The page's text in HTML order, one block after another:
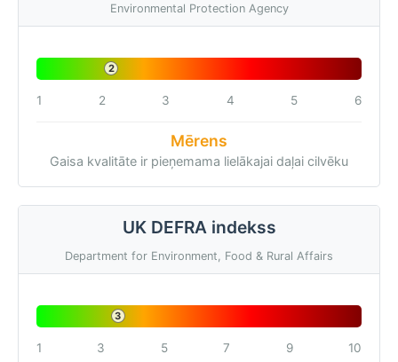
Environmental Protection Agency
2
1 2 3 4 5 6
Mērens
Gaisa kvalitāte ir pieņemama lielākajai daļai cilvēku
UK DEFRA indekss
Department for Environment, Food & Rural Affairs
3
1 3 5 7 9 10